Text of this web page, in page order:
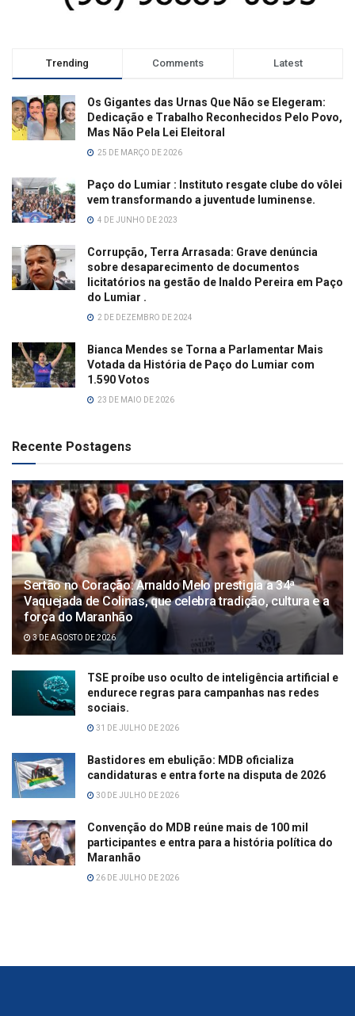
Trending Comments Latest
Os Gigantes das Urnas Que Não se Elegeram:
Dedicação e Trabalho Reconhecidos Pelo Povo,
Mas Não Pela Lei Eleitoral
25 DE MARÇO DE 2026
Paço do Lumiar : Instituto resgate clube do vôlei
vem transformando a juventude luminense.
4 DE JUNHO DE 2023
Corrupção, Terra Arrasada: Grave denúncia
sobre desaparecimento de documentos
licitatórios na gestão de Inaldo Pereira em Paço
do Lumiar .
2 DE DEZEMBRO DE 2024
Bianca Mendes se Torna a Parlamentar Mais
Votada da História de Paço do Lumiar com
1.590 Votos
23 DE MAIO DE 2026
Recente Postagens
Sertão no Coração: Arnaldo Melo prestigia a 34ª
Vaquejada de Colinas, que celebra tradição, cultura e a
força do Maranhão
3 DE AGOSTO DE 2026
TSE proíbe uso oculto de inteligência artificial e
endurece regras para campanhas nas redes
sociais.
31 DE JULHO DE 2026
Bastidores em ebulição: MDB oficializa
candidaturas e entra forte na disputa de 2026
30 DE JULHO DE 2026
Convenção do MDB reúne mais de 100 mil
participantes e entra para a história política do
Maranhão
26 DE JULHO DE 2026